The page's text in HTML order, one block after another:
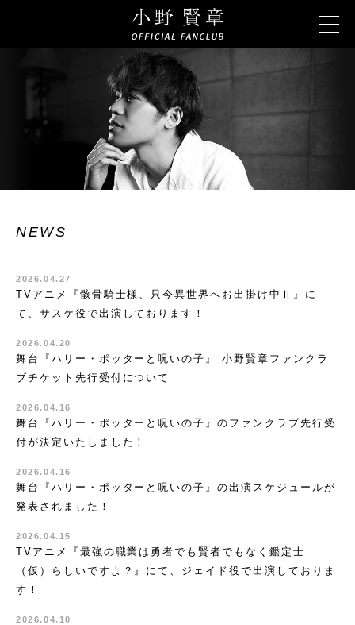
NEWS
2026.04.27
TVアニメ『骸骨騎士様、只今異世界へお出掛け中Ⅱ』に
て、サスケ役で出演しております！
2026.04.20
舞台『ハリー・ポッターと呪いの子』 小野賢章ファンクラ
ブチケット先行受付について
2026.04.16
舞台『ハリー・ポッターと呪いの子』のファンクラブ先行受
付が決定いたしました！
2026.04.16
舞台『ハリー・ポッターと呪いの子』の出演スケジュールが
発表されました！
2026.04.15
TVアニメ『最強の職業は勇者でも賢者でもなく鑑定士
（仮）らしいですよ？』にて、ジェイド役で出演しておりま
す！
2026.04.10